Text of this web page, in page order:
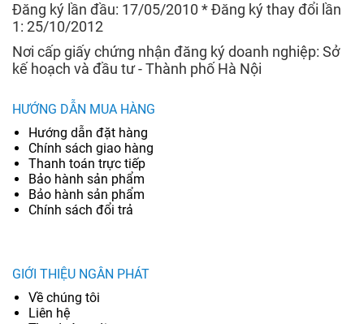
Đăng ký lần đầu: 17/05/2010 * Đăng ký thay đổi lần
1: 25/10/2012
Nơi cấp giấy chứng nhận đăng ký doanh nghiệp: Sở
kế hoạch và đầu tư - Thành phố Hà Nội
HƯỚNG DẪN MUA HÀNG
Hướng dẫn đặt hàng
Chính sách giao hàng
Thanh toán trực tiếp
Bảo hành sản phẩm
Bảo hành sản phẩm
Chính sách đổi trả
GIỚI THIỆU NGÂN PHÁT
Về chúng tôi
Liên hệ